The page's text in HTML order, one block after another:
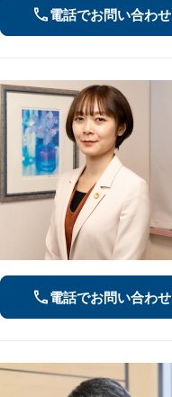
電話でお問い合わせ
電話でお問い合わせ